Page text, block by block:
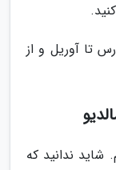
تا آوریل و از
شاید ندانید که